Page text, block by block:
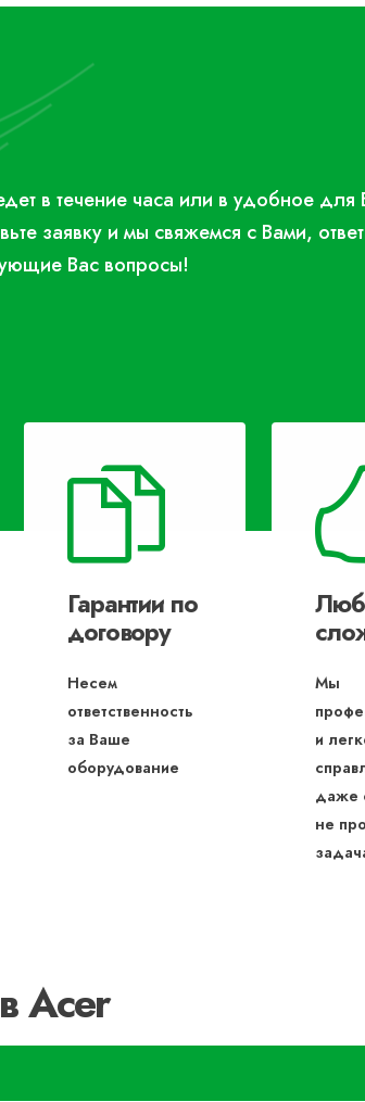
в течение часа или в удобное для
заявку и мы свяжемся с Вами,
Вас вопросы!
Гарантии по
договору
Несем
ответственность
за Ваше
оборудование
Мы
и
даже
не
Acer